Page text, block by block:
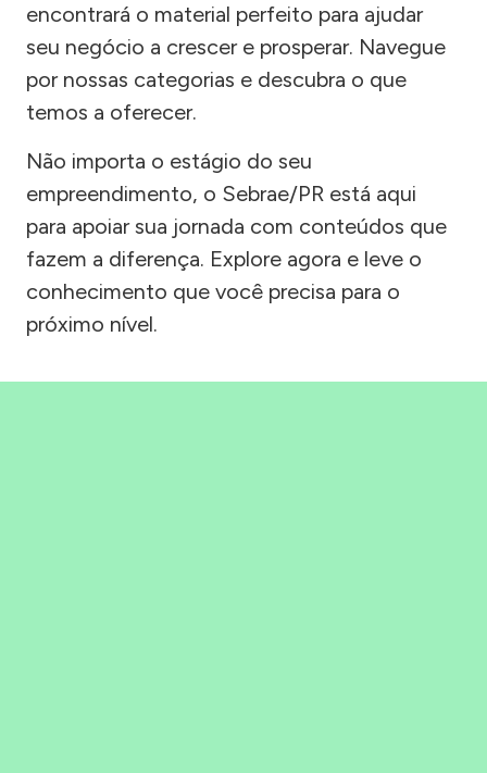
encontrará o material perfeito para ajudar
seu negócio a crescer e prosperar. Navegue
por nossas categorias e descubra o que
temos a oferecer.
Não importa o estágio do seu
empreendimento, o Sebrae/PR está aqui
para apoiar sua jornada com conteúdos que
fazem a diferença. Explore agora e leve o
conhecimento que você precisa para o
próximo nível.